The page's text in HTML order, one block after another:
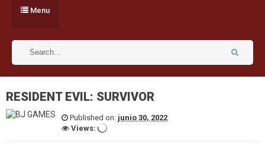
Menu
RESIDENT EVIL: SURVIVOR
Published on: junio 30, 2022
Views: